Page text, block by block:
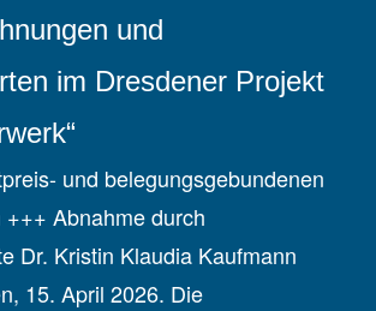
und
im Dresdener Projekt
und belegungsgebundenen
+++ Abnahme durch
Dr. Kristin Klaudia Kaufmann
15. April 2026. Die